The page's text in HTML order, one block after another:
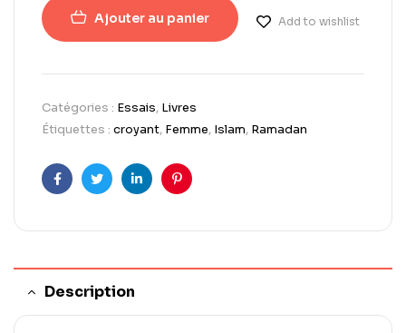
Ajouter au panier Add to wishlist
Catégories : Essais, Livres
Étiquettes : croyant, Femme, Islam, Ramadan
FacebookTwitterLinkedInPinterest
Description